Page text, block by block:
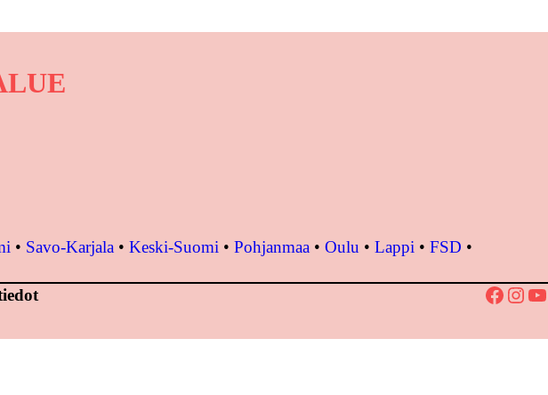
• Savo-Karjala • Keski-Suomi • Pohjanmaa • Oulu • Lappi • FSD •
Facebook Instagram YouTube